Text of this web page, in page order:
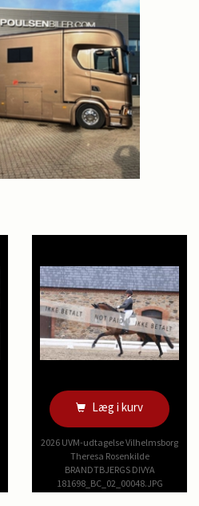
Læg i kurv
2026 UVM-udtagelse Vilhelmsborg
Theresa Rosenkilde
BRANDTBJERGS DIVYA
181698_BC_02_00048.JPG